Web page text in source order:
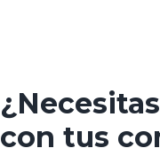
con tus